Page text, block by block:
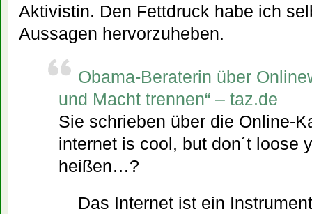
Aktivistin. Den Fettdruck habe ich
Aussagen hervorzuheben.
Obama-Beraterin über
und Macht trennen“ – taz.de
Sie schrieben über die Online-
internet is cool, but don´t loose
heißen…?
Das Internet ist ein